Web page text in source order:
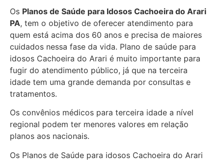
Os Planos de Saúde para Idosos Cachoeira do Arari
PA, tem o objetivo de oferecer atendimento para
quem está acima dos 60 anos e precisa de maiores
cuidados nessa fase da vida. Plano de saúde para
idosos Cachoeira do Arari é muito importante para
fugir do atendimento público, já que na terceira
idade tem uma grande demanda por consultas e
tratamentos.
Os convênios médicos para terceira idade a nível
regional podem ter menores valores em relação
planos aos nacionais.
Os Planos de Saúde para idosos Cachoeira do Arari